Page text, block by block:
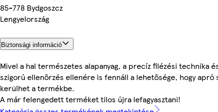
85-778 Bydgoszcz
Lengyelország
Biztonsági információ
Mivel a hal természetes alapanyag, a precíz filézési technika
szigorú ellenőrzés ellenére is fennáll a lehetősége, hogy apró
kerülhet a termékbe.
A már felengedett terméket tilos újra lefagyasztani!